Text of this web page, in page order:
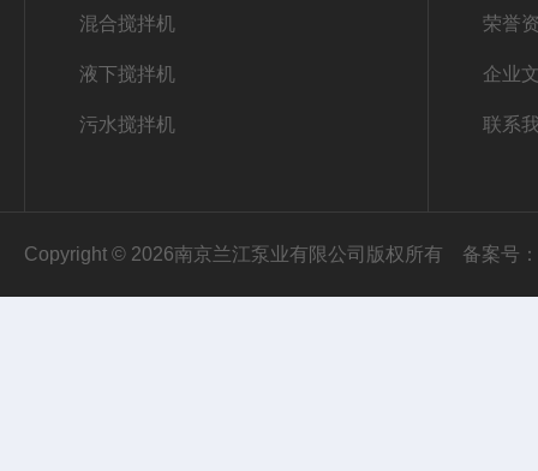
混合搅拌机
液下搅拌机
污水搅拌机
荣誉
企业
联系
Copyright © 2026南京兰江泵业有限公司版权所有 备案号